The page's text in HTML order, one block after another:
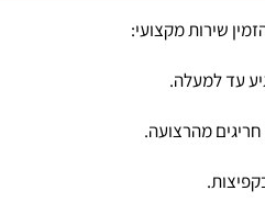
שירות מקצועי:
עד למעלה.
מהרצועה.